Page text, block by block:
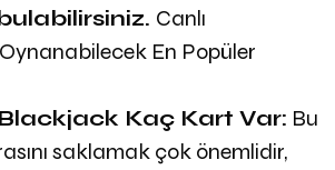
Canlı
En Popüler
Blackjack Kaç Kart Var: Bu
saklamak çok önemlidir,